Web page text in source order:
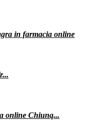
in farmacia online
online Chiunq...